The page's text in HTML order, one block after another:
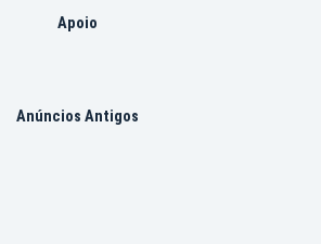
Apoio
Anúncios Antigos